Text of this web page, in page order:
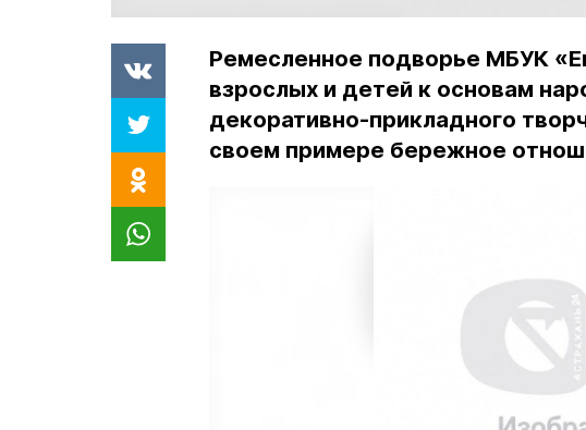
Ремесленное подворье МБУК
взрослых и детей к основам
декоративно-прикладного
своем примере бережное